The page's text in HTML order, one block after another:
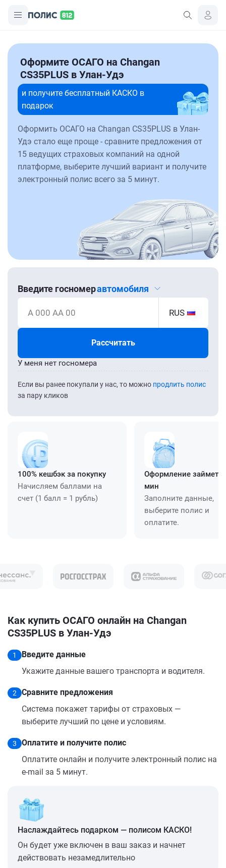
Оформите ОСАГО на Changan
CS35PLUS в Улан-Удэ
и получите бесплатный КАСКО в
подарок
Оформить ОСАГО на Changan CS35PLUS в Улан-
Удэ стало еще проще - сравните предложения от
15 ведущих страховых компаний на одной
платформе, выберите лучший вариант и получите
электронный полис всего за 5 минут.
Введите госномеравтомобиля
А 000 АА 00 RUS
Рассчитать
Если вы ранее покупали у нас, то можно продлить полис
за пару кликов
У меня нет госномера
100% кешбэк за покупку
Начисляем баллами на
счет (1 балл = 1 рубль)
Оформление займет
мин
Заполните данные,
выберите полис и
оплатите.
Как купить ОСАГО онлайн на Changan
CS35PLUS в Улан-Удэ
1
Введите данные
Укажите данные вашего транспорта и водителя.
2
Сравните предложения
Система покажет тарифы от страховых —
выберите лучший по цене и условиям.
3
Оплатите и получите полис
Оплатите онлайн и получите электронный полис на
e-mail за 5 минут.
Наслаждайтесь подарком — полисом КАСКО!
Он будет уже включен в ваш заказ и начнет
действовать незамедлительно